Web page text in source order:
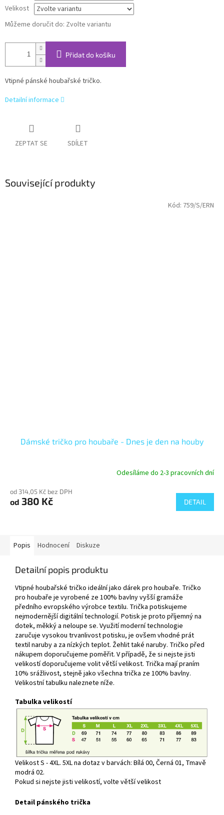
Velikost
Můžeme doručit do: Zvolte variantu
Přidat do košíku
Vtipné pánské houbařské tričko.
Detailní informace
ZEPTAT SE SDÍLET
Související produkty
Dámské tričko pro houbaře - Dnes je den na houby
Odesíláme do 2-3 pracovních dní
od 314,05 Kč bez DPH
od 380 Kč DETAIL
Kód: 759/S/ERN
Popis Hodnocení Diskuze
Detailní popis produktu
Vtipné houbařské tričko ideální jako dárek pro houbaře. Tričko
pro houbaře je vyrobené ze 100% bavlny vyšší gramáže
předního evropského výrobce textilu. Trička potiskujeme
nejmodernější digitální technologií. Potisk je proto příjemný na
dotek, měkký a neloupe se. Využití moderní technologie
zaručuje vysokou trvanlivost potisku, je ovšem vhodné prát
textil naruby a za nízkých teplot. Žehlit také naruby. Tričko před
nákupem doporučujeme poměřit. V případě, že si nejste jisti
velikostí doporučujeme volit větší velikost. Trička mají praním
10% srážlivost, stejně jako všechna trička ze 100% bavlny.
Velikostní tabulku naleznete níže.
Tabulka velikostí
Velikost S - 4XL. 5XL na dotaz v barvách: Bílá 00, Černá 01, Tmavě
modrá 02.
Pokud si nejste jisti velikostí, volte větší velikost
Detail pánského trička